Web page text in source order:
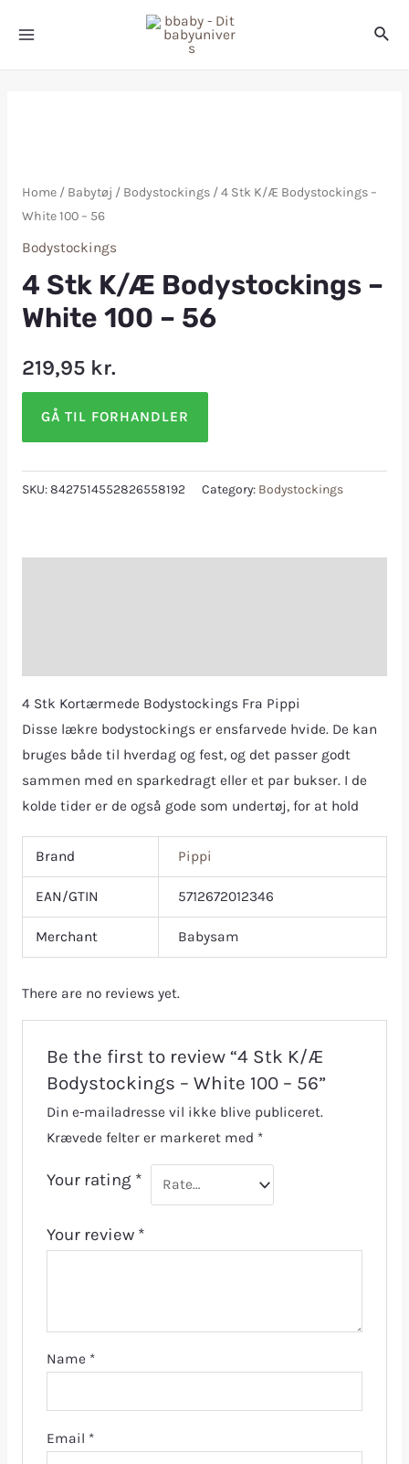
Home/ Babytøj / Bodystockings/ 4 Stk K/Æ Bodystockings –
White 100 – 56
Bodystockings
4 Stk K/Æ Bodystockings –
White 100 – 56
219,95 kr.
GÅ TIL FORHANDLER
SKU:8427514552826558192 Category: Bodystockings
4 Stk Kortærmede Bodystockings Fra Pippi
Disse lækre bodystockings er ensfarvede hvide. De kan
bruges både til hverdag og fest, og det passer godt
sammen med en sparkedragt eller et par bukser. I de
kolde tider er de også gode som undertøj, for at hold
Brand Pippi
EAN/GTIN 5712672012346
Merchant Babysam
There are no reviews yet.
Be the first to review “4 Stk K/Æ
Bodystockings – White 100 – 56”
Din e-mailadresse vil ikke blive publiceret.
Krævede felter er markeret med *
Your rating *
Your review *
Name *
Email *